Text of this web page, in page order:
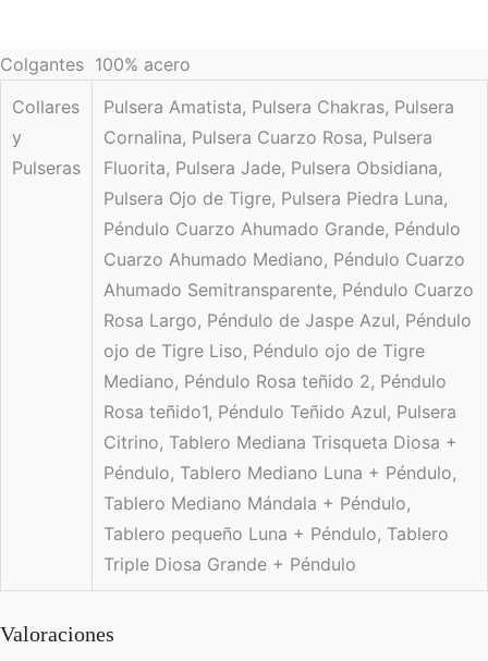
Colgantes 100% acero
Collares
y
Pulseras
Pulsera Amatista, Pulsera Chakras, Pulsera
Cornalina, Pulsera Cuarzo Rosa, Pulsera
Fluorita, Pulsera Jade, Pulsera Obsidiana,
Pulsera Ojo de Tigre, Pulsera Piedra Luna,
Péndulo Cuarzo Ahumado Grande, Péndulo
Cuarzo Ahumado Mediano, Péndulo Cuarzo
Ahumado Semitransparente, Péndulo Cuarzo
Rosa Largo, Péndulo de Jaspe Azul, Péndulo
ojo de Tigre Liso, Péndulo ojo de Tigre
Mediano, Péndulo Rosa teñido 2, Péndulo
Rosa teñido1, Péndulo Teñido Azul, Pulsera
Citrino, Tablero Mediana Trisqueta Diosa +
Péndulo, Tablero Mediano Luna + Péndulo,
Tablero Mediano Mándala + Péndulo,
Tablero pequeño Luna + Péndulo, Tablero
Triple Diosa Grande + Péndulo
Valoraciones